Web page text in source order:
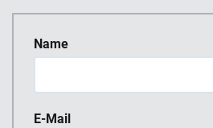
Name
E-Mail